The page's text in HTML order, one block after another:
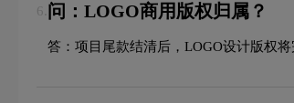
6. 问：LOGO商用版权归属？
答：项目尾款结清后，LOGO设计版权